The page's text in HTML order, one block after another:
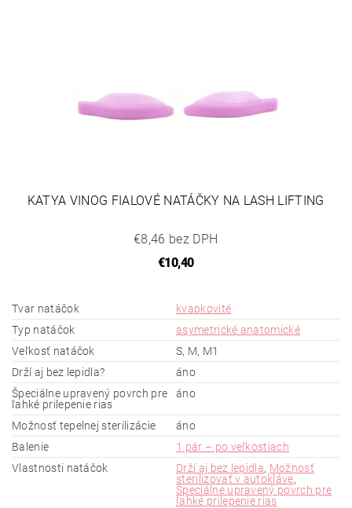
KATYA VINOG FIALOVÉ NATÁČKY NA LASH LIFTING
€8,46 bez DPH
€10,40
Tvar natáčok
kvapkovité
Typ natáčok
asymetrické anatomické
Veľkosť natáčok
S, M, M1
Drží aj bez lepidla?
áno
Špeciálne upravený povrch pre
ľahké prilepenie rias
áno
Možnosť tepelnej sterilizácie
áno
Balenie
1 pár – po veľkostiach
Vlastnosti natáčok
Drží aj bez lepidla, Možnosť
sterilizovať v autokláve,
Špeciálne upravený povrch pre
ľahké prilepenie rias